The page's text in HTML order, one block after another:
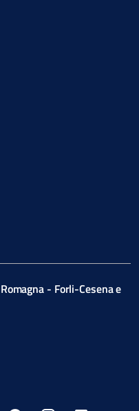
- Forli-Cesena e